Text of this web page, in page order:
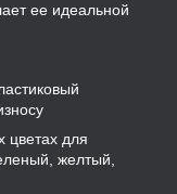
ее идеальной
цветах для
желтый,